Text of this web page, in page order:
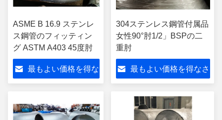
ASME B 16.9 ステンレ
ス鋼管のフィッティン
グ ASTM A403 45度肘
最もよい価格を得な
304ステンレス鋼管付属品
女性90°肘1/2」BSPの二
重肘
最もよい価格を得なさ